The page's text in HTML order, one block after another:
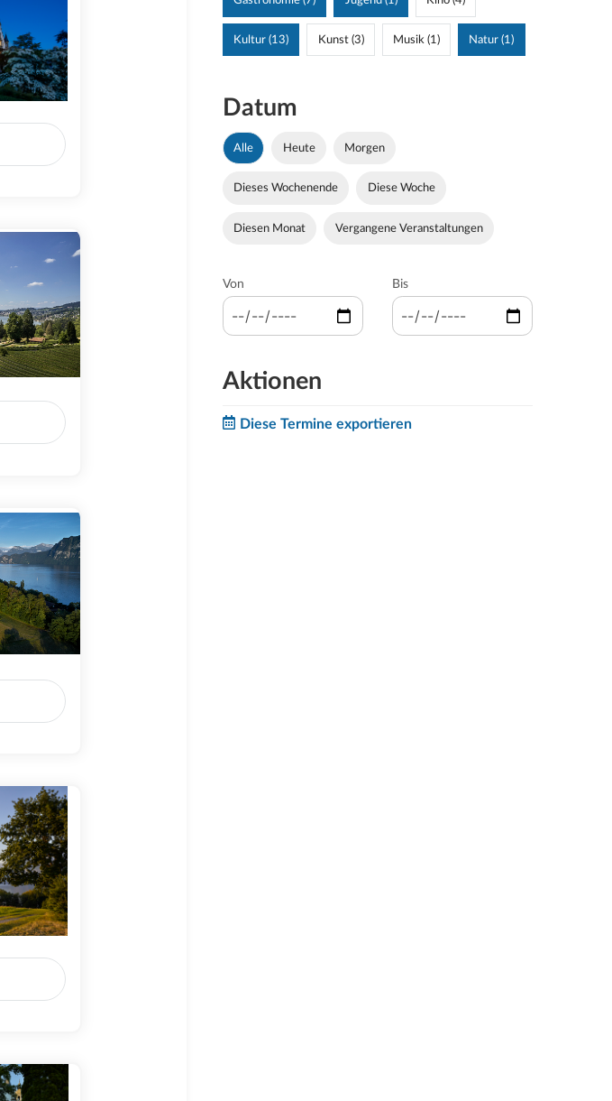
Kultur (13) Kunst (3) Musik (1) Natur (1)
Datum
Alle Heute Morgen
Dieses Wochenende Diese Woche
Diesen Monat Vergangene Veranstaltungen
Von Bis
Aktionen
Diese Termine exportieren